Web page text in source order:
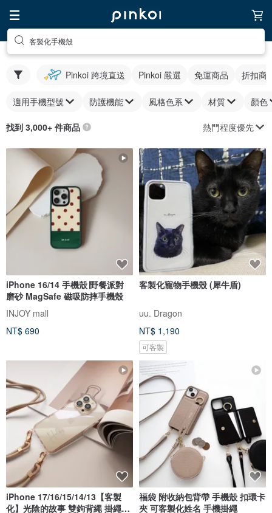
客製化手機殼
Pinkoi 跨境直送 Pinkoi 嚴選 免運商品 折扣商
適用手機型號 防護機能 風格色系 材質 顏色
找到 3,000+ 件商品 熱門程度優先
iPhone 16/14 手機殼∣野餐派對
磨砂 MagSafe 磁吸防摔手機殼
INJOY mall
NT$ 690
客製化寵物手機殼 (犀牛盾)
uu. Dragon
NT$ 1,190
可客製
iPhone 17/16/15/14/13【客製
化】光陰的故事 雙鉤背繩 掛繩手
福袋 附收納包背帶 手機殼 扣環卡
夾 可客製化姓名 手機掛繩